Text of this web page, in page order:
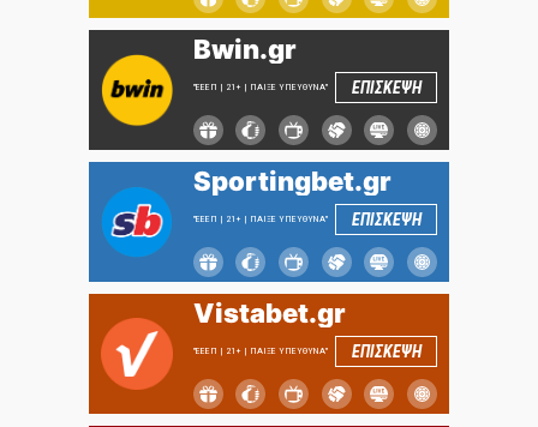
Bwin.gr
"ΕΕΕΠ | 21+ | ΠΑΙΞΕ ΥΠΕΥΘΥΝΑ" ΕΠΙΣΚΕΨΗ
Sportingbet.gr
"ΕΕΕΠ | 21+ | ΠΑΙΞΕ ΥΠΕΥΘΥΝΑ" ΕΠΙΣΚΕΨΗ
Vistabet.gr
"ΕΕΕΠ | 21+ | ΠΑΙΞΕ ΥΠΕΥΘΥΝΑ" ΕΠΙΣΚΕΨΗ